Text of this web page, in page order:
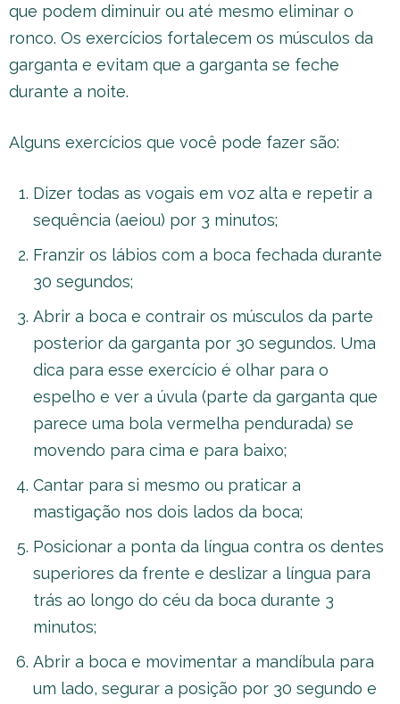
que podem diminuir ou até mesmo eliminar o
ronco. Os exercícios fortalecem os músculos da
garganta e evitam que a garganta se feche
durante a noite.
Alguns exercícios que você pode fazer são:
Dizer todas as vogais em voz alta e repetir a
sequência (aeiou) por 3 minutos;
Franzir os lábios com a boca fechada durante
30 segundos;
Abrir a boca e contrair os músculos da parte
posterior da garganta por 30 segundos. Uma
dica para esse exercício é olhar para o
espelho e ver a úvula (parte da garganta que
parece uma bola vermelha pendurada) se
movendo para cima e para baixo;
Cantar para si mesmo ou praticar a
mastigação nos dois lados da boca;
Posicionar a ponta da língua contra os dentes
superiores da frente e deslizar a língua para
trás ao longo do céu da boca durante 3
minutos;
Abrir a boca e movimentar a mandíbula para
um lado, segurar a posição por 30 segundo e